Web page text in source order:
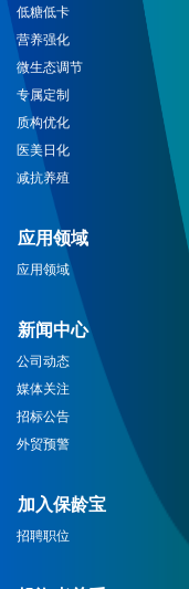
低糖低卡
营养强化
微生态调节
专属定制
质构优化
医美日化
减抗养殖
应用领域
应用领域
新闻中心
公司动态
媒体关注
招标公告
外贸预警
加入保龄宝
招聘职位